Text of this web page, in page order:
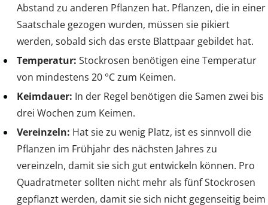
Abstand zu anderen Pflanzen hat. Pflanzen, die in einer
Saatschale gezogen wurden, müssen sie pikiert
werden, sobald sich das erste Blattpaar gebildet hat.
Temperatur: Stockrosen benötigen eine Temperatur
von mindestens 20 °C zum Keimen.
Keimdauer: In der Regel benötigen die Samen zwei bis
drei Wochen zum Keimen.
Vereinzeln: Hat sie zu wenig Platz, ist es sinnvoll die
Pflanzen im Frühjahr des nächsten Jahres zu
vereinzeln, damit sie sich gut entwickeln können. Pro
Quadratmeter sollten nicht mehr als fünf Stockrosen
gepflanzt werden, damit sie sich nicht gegenseitig beim